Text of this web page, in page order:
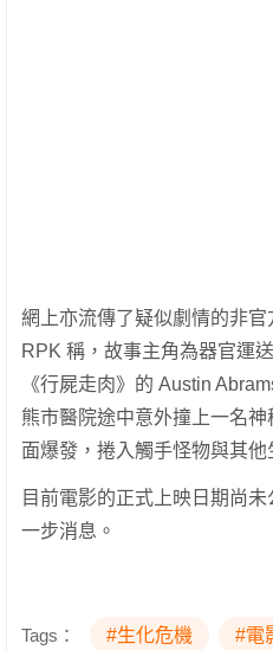
網上亦流傳了疑似劇情的非
RPK 稱，故事主角為器官運
《行屍走肉》的 Austin
熊市醫院途中意外撞上一名
面爆發，捲入觸手怪物與其他
目前電影的正式上映日期尚
一步消息。
Tags： #生化危機 #電